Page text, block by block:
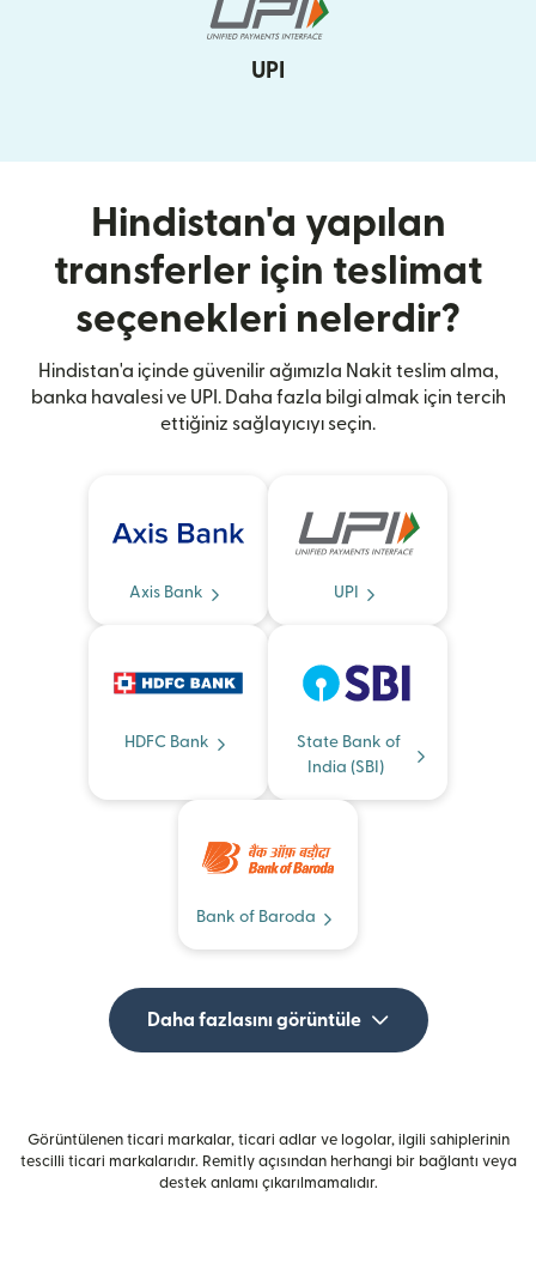
UPI
Hindistan'a yapılan
transferler için teslimat
seçenekleri nelerdir?
Hindistan'a içinde güvenilir ağımızla Nakit teslim alma,
banka havalesi ve UPI. Daha fazla bilgi almak için tercih
ettiğiniz sağlayıcıyı seçin.
Axis Bank UPI
HDFC Bank
State Bank of
India (SBI)
Bank of Baroda
Daha fazlasını görüntüle
Görüntülenen ticari markalar, ticari adlar ve logolar, ilgili sahiplerinin
tescilli ticari markalarıdır. Remitly açısından herhangi bir bağlantı veya
destek anlamı çıkarılmamalıdır.